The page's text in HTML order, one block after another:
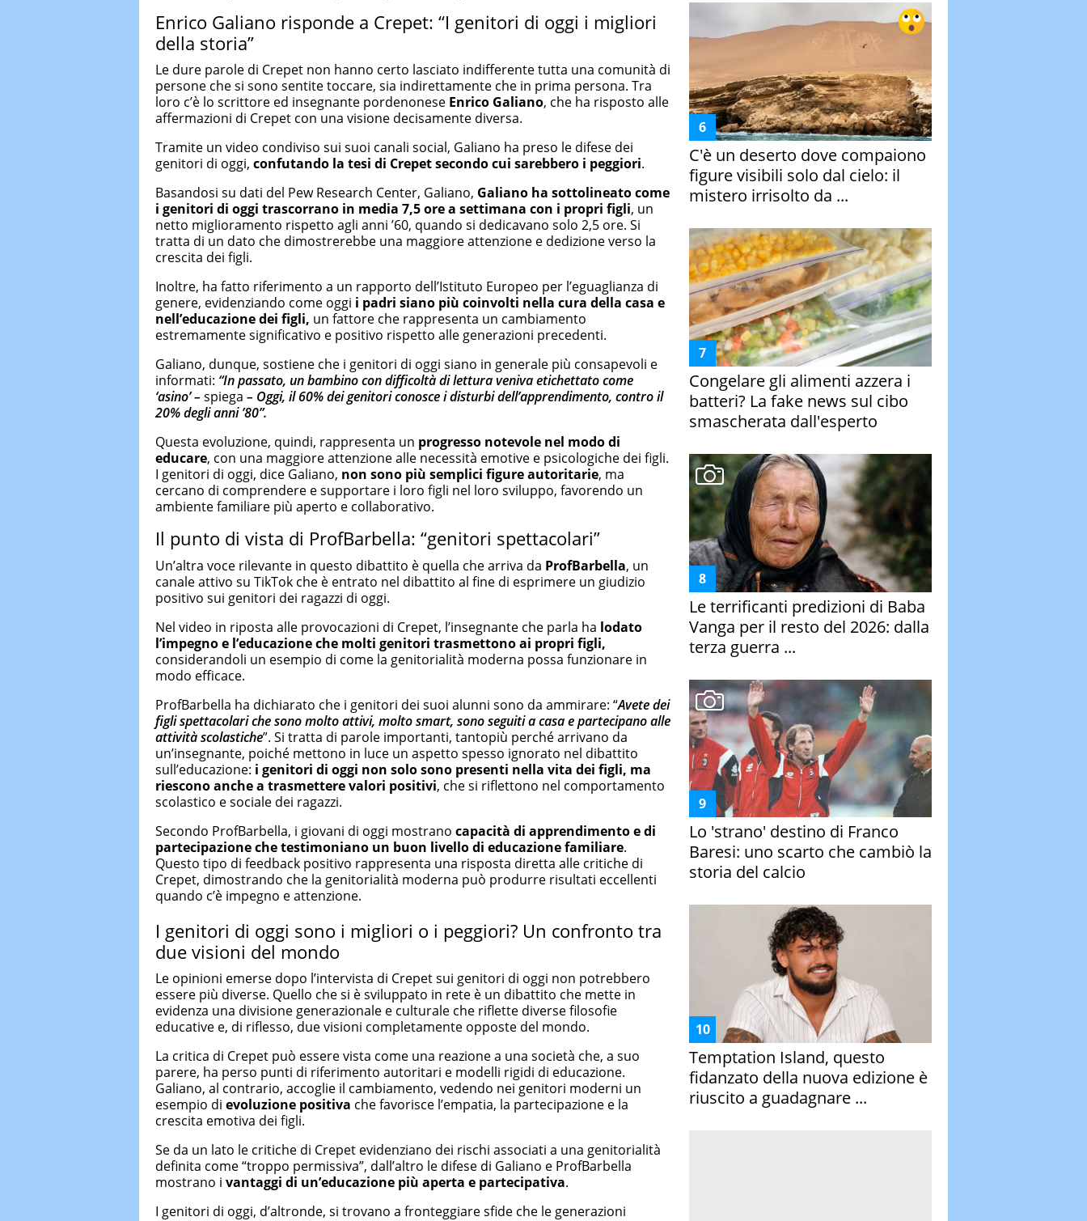
Enrico Galiano risponde a Crepet: “I genitori di oggi i migliori
della storia”
Le dure parole di Crepet non hanno certo lasciato indifferente tutta una comunità di
persone che si sono sentite toccare, sia indirettamente che in prima persona. Tra
loro c’è lo scrittore ed insegnante pordenonese Enrico Galiano, che ha risposto alle
affermazioni di Crepet con una visione decisamente diversa.
Tramite un video condiviso sui suoi canali social, Galiano ha preso le difese dei
genitori di oggi, confutando la tesi di Crepetsecondo cui sarebbero i peggiori.
Basandosi su dati del Pew Research Center, Galiano, Galiano ha sottolineato come
i genitori di oggi trascorrano in media 7,5 ore a settimana con i propri figli, un
netto miglioramento rispetto agli anni ’60, quando si dedicavano solo 2,5 ore. Si
tratta di un dato che dimostrerebbe una maggiore attenzione e dedizione verso la
crescita dei figli.
Inoltre, ha fatto riferimento a un rapporto dell’Istituto Europeo per l’eguaglianza di
genere, evidenziando come oggi i padri siano più coinvolti nella cura della casa e
nell’educazione dei figli, un fattore che rappresenta un cambiamento
estremamente significativo e positivo rispetto alle generazioni precedenti.
Galiano, dunque, sostiene che i genitori di oggi siano in generale più consapevoli e
informati: “In passato, un bambino con difficoltà di lettura veniva etichettato come
‘asino’ –spiega – Oggi, il 60% dei genitori conosce i disturbi dell’apprendimento, contro il
20% degli anni ’80”.
Questa evoluzione, quindi, rappresenta un progresso notevole nel modo di
educare, con una maggiore attenzione alle necessità emotive e psicologiche dei figli.
I genitori di oggi, dice Galiano, non sono più semplici figure autoritarie, ma
cercano di comprendere e supportare i loro figli nel loro sviluppo, favorendo un
ambiente familiare più aperto e collaborativo.
Il punto di vista di ProfBarbella: “genitori spettacolari”
Un’altra voce rilevante in questo dibattito è quella che arriva da ProfBarbella, un
canale attivo su TikTok che è entrato nel dibattito al fine di esprimere un giudizio
positivo sui genitori dei ragazzi di oggi.
Nel video in riposta alle provocazioni di Crepet, l’insegnante che parla ha lodato
l’impegno e l’educazione che molti genitori trasmettono ai propri figli,
considerandoli un esempio di come la genitorialità moderna possa funzionare in
modo efficace.
ProfBarbella ha dichiarato che i genitori dei suoi alunni sono da ammirare: “Avete dei
figli spettacolari che sono molto attivi, molto smart, sono seguiti a casa e partecipano alle
attività scolastiche”. Si tratta di parole importanti, tantopiù perché arrivano da
un’insegnante, poiché mettono in luce un aspetto spesso ignorato nel dibattito
sull’educazione: i genitori di oggi non solo sono presenti nella vita dei figli, ma
riescono anche a trasmettere valori positivi, che si riflettono nel comportamento
scolastico e sociale dei ragazzi.
Secondo ProfBarbella, i giovani di oggi mostrano capacità di apprendimento e di
partecipazione che testimoniano un buon livello di educazione familiare.
Questo tipo di feedback positivo rappresenta una risposta diretta alle critiche di
Crepet, dimostrando che la genitorialità moderna può produrre risultati eccellenti
quando c’è impegno e attenzione.
I genitori di oggi sono i migliori o i peggiori? Un confronto tra
due visioni del mondo
Le opinioni emerse dopo l’intervista di Crepet sui genitori di oggi non potrebbero
essere più diverse. Quello che si è sviluppato in rete è un dibattito che mette in
evidenza una divisione generazionale e culturale che riflette diverse filosofie
educative e, di riflesso, due visioni completamente opposte del mondo.
La critica di Crepet può essere vista come una reazione a una società che, a suo
parere, ha perso punti di riferimento autoritari e modelli rigidi di educazione.
Galiano, al contrario, accoglie il cambiamento, vedendo nei genitori moderni un
esempio di evoluzione positiva che favorisce l’empatia, la partecipazione e la
crescita emotiva dei figli.
Se da un lato le critiche di Crepet evidenziano dei rischi associati a una genitorialità
definita come “troppo permissiva”, dall’altro le difese di Galiano e ProfBarbella
mostrano i vantaggi di un’educazione più aperta e partecipativa.
I genitori di oggi, d’altronde, si trovano a fronteggiare sfide che le generazioni
C'è un deserto dove compaiono
figure visibili solo dal cielo: il
mistero irrisolto da ...
Congelare gli alimenti azzera i
batteri? La fake news sul cibo
smascherata dall'esperto
Le terrificanti predizioni di Baba
Vanga per il resto del 2026: dalla
terza guerra ...
Lo 'strano' destino di Franco
Baresi: uno scarto che cambiò la
storia del calcio
Temptation Island, questo
fidanzato della nuova edizione è
riuscito a guadagnare ...